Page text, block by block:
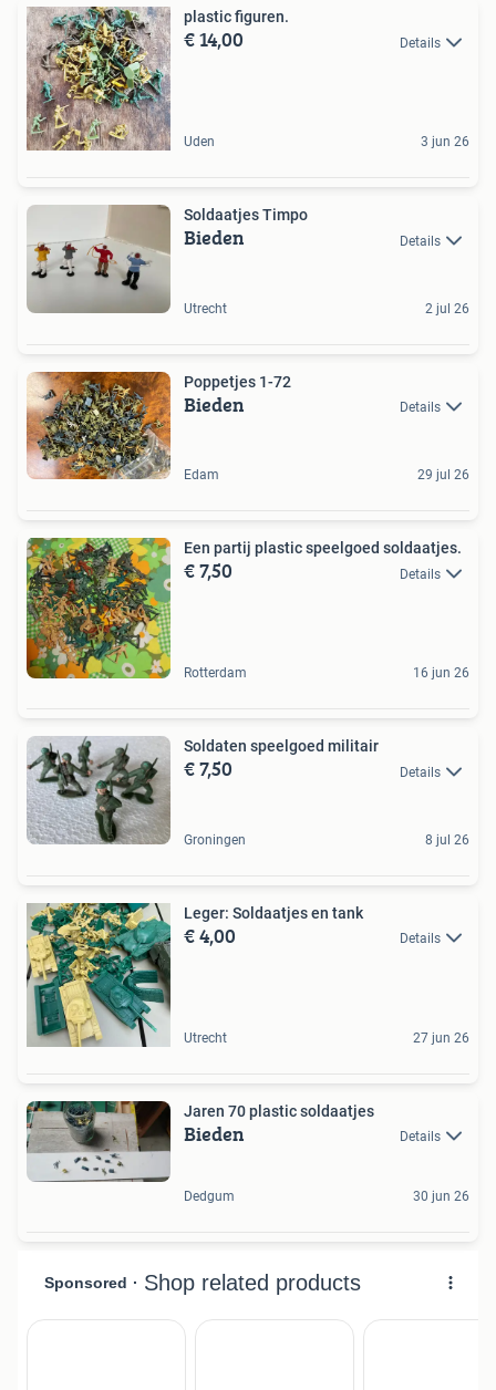
plastic figuren.
€ 14,00 Details
Uden 3 jun 26
Soldaatjes Timpo
Bieden Details
Utrecht 2 jul 26
Poppetjes 1-72
Bieden Details
Edam 29 jul 26
Een partij plastic speelgoed soldaatjes.
€ 7,50 Details
Rotterdam 16 jun 26
Soldaten speelgoed militair
€ 7,50 Details
Groningen 8 jul 26
Leger: Soldaatjes en tank
€ 4,00 Details
Utrecht 27 jun 26
Jaren 70 plastic soldaatjes
Bieden Details
Dedgum 30 jun 26